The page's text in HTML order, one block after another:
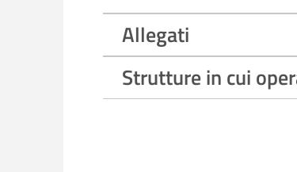
Allegati
Strutture in cui